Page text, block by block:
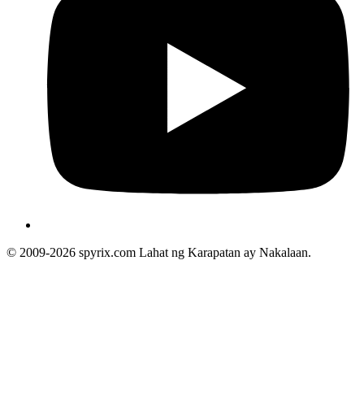
© 2009-2026 spyrix.com Lahat ng Karapatan ay Nakalaan.